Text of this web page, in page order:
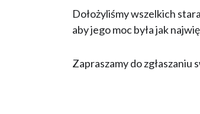
Dołożyliśmy wszelkich
aby jego moc była jak
Zapraszamy do zgłaszaniu